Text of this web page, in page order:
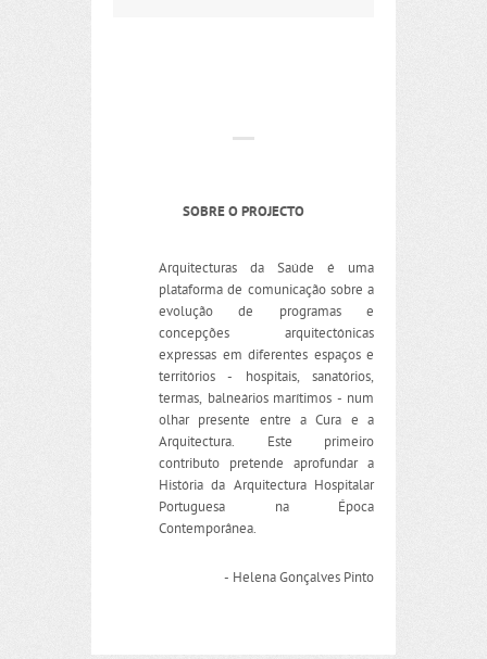
SOBRE O PROJECTO
Arquitecturas da Saúde é uma
plataforma de comunicação sobre a
evolução de programas e
concepções arquitectónicas
expressas em diferentes espaços e
territórios - hospitais, sanatórios,
termas, balneários marítimos - num
olhar presente entre a Cura e a
Arquitectura. Este primeiro
contributo pretende aprofundar a
História da Arquitectura Hospitalar
Portuguesa na Época
Contemporânea.
- Helena Gonçalves Pinto